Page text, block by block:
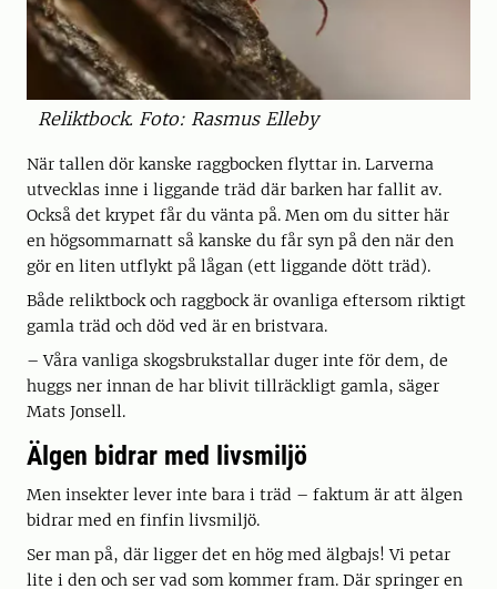
Reliktbock. Foto: Rasmus Elleby
När tallen dör kanske raggbocken flyttar in. Larverna
utvecklas inne i liggande träd där barken har fallit av.
Också det krypet får du vänta på. Men om du sitter här
en högsommarnatt så kanske du får syn på den när den
gör en liten utflykt på lågan (ett liggande dött träd).
Både reliktbock och raggbock är ovanliga eftersom riktigt
gamla träd och död ved är en bristvara.
– Våra vanliga skogsbrukstallar duger inte för dem, de
huggs ner innan de har blivit tillräckligt gamla, säger
Mats Jonsell.
Älgen bidrar med livsmiljö
Men insekter lever inte bara i träd – faktum är att älgen
bidrar med en finfin livsmiljö.
Ser man på, där ligger det en hög med älgbajs! Vi petar
lite i den och ser vad som kommer fram. Där springer en